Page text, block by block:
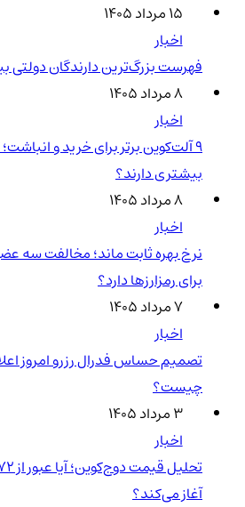
۱۵ مرداد ۱۴۰۵
اخبار
فهرست بزرگ‌ترین دارندگان دولتی
۸ مرداد ۱۴۰۵
اخبار
۹ آلت‌کوین برتر برای خرید و
بیشتری دارند؟
۸ مرداد ۱۴۰۵
اخبار
نرخ بهره ثابت ماند؛ مخالفت سه
برای رمزارزها دارد؟
۷ مرداد ۱۴۰۵
اخبار
تصمیم حساس فدرال رزرو امروز
چیست؟
۳ مرداد ۱۴۰۵
اخبار
آغاز می‌کند؟